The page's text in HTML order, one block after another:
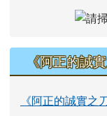
《阿正的誠
《阿正的誠實之